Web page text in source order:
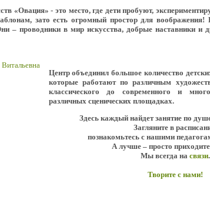
«Овация» - это место, где дети пробуют,
зато есть огромный простор для
– проводники в мир искусства, добрые наставники и
Центр объединил большое количество
которые работают по различным
классического до современного и
различных сценических площадках.
Здесь каждый найдет занятие по
Загляните в
познакомьтесь с нашими
А лучше – просто
Мы всегда насвязи.
Творите с нами!